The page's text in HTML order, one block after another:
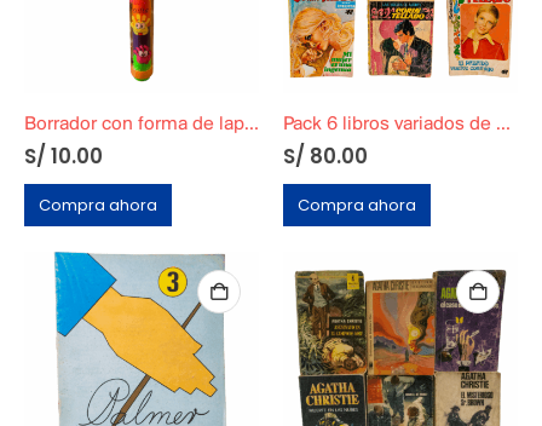
Borrador con forma de lapicero
S/ 10.00
Compra ahora
Pack 6 libros variados de Corina Talledo originales
S/ 80.00
Compra ahora